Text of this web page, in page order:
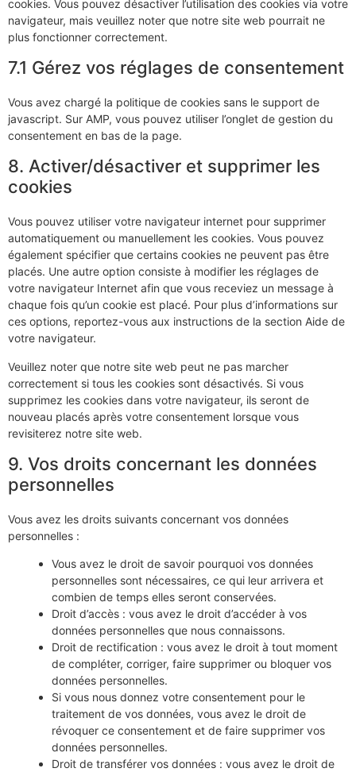
cookies. Vous pouvez désactiver l’utilisation des cookies via votre
navigateur, mais veuillez noter que notre site web pourrait ne
plus fonctionner correctement.
7.1 Gérez vos réglages de consentement
Vous avez chargé la politique de cookies sans le support de
javascript. Sur AMP, vous pouvez utiliser l’onglet de gestion du
consentement en bas de la page.
8. Activer/désactiver et supprimer les
cookies
Vous pouvez utiliser votre navigateur internet pour supprimer
automatiquement ou manuellement les cookies. Vous pouvez
également spécifier que certains cookies ne peuvent pas être
placés. Une autre option consiste à modifier les réglages de
votre navigateur Internet afin que vous receviez un message à
chaque fois qu’un cookie est placé. Pour plus d’informations sur
ces options, reportez-vous aux instructions de la section Aide de
votre navigateur.
Veuillez noter que notre site web peut ne pas marcher
correctement si tous les cookies sont désactivés. Si vous
supprimez les cookies dans votre navigateur, ils seront de
nouveau placés après votre consentement lorsque vous
revisiterez notre site web.
9. Vos droits concernant les données
personnelles
Vous avez les droits suivants concernant vos données
personnelles :
Vous avez le droit de savoir pourquoi vos données
personnelles sont nécessaires, ce qui leur arrivera et
combien de temps elles seront conservées.
Droit d’accès : vous avez le droit d’accéder à vos
données personnelles que nous connaissons.
Droit de rectification : vous avez le droit à tout moment
de compléter, corriger, faire supprimer ou bloquer vos
données personnelles.
Si vous nous donnez votre consentement pour le
traitement de vos données, vous avez le droit de
révoquer ce consentement et de faire supprimer vos
données personnelles.
Droit de transférer vos données : vous avez le droit de